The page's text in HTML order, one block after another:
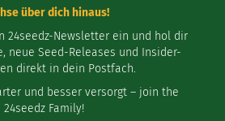
über dich hinaus!
24seedz-Newsletter ein und hol dir
neue Seed-Releases und Insider-
direkt in dein Postfach.
und besser versorgt – join the
24seedz Family!